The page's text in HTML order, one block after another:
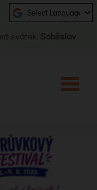
svátek: Soběslav